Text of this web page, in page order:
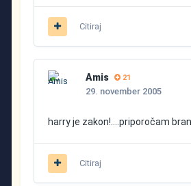
Citiraj
Amis 21
29. november 2005
harry je zakon!....priporočam
Citiraj